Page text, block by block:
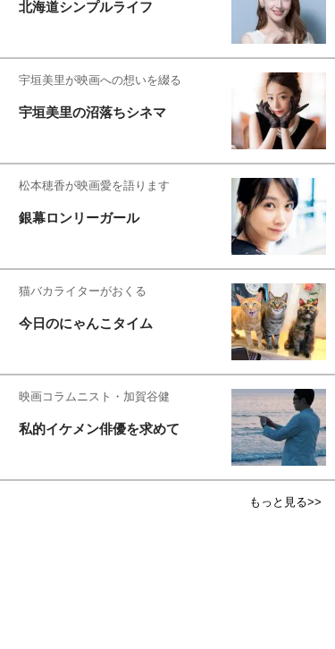
北海道シンプルライフ
宇垣美里が映画への想いを綴る
宇垣美里の沼落ちシネマ
松本穂香が映画愛を語ります
銀幕ロンリーガール
猫バカライターがおくる
今日のにゃんこタイム
映画コラムニスト・加賀谷健
私的イケメン俳優を求めて
もっと見る>>